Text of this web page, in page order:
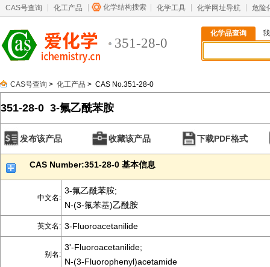
CAS号查询 化工产品 化学结构搜索 化学工具 化学网址导航 危险
351-28-0
化学品查询
CAS号查询 > 化工产品 > CAS No.351-28-0
351-28-0 3-氟乙酰苯胺
发布该产品 收藏该产品 下载PDF格式
CAS Number:351-28-0 基本信息
中文名:
3-氟乙酰苯胺;
N-(3-氟苯基)乙酰胺
英文名: 3-Fluoroacetanilide
别名:
3'-Fluoroacetanilide;
N-(3-Fluorophenyl)acetamide